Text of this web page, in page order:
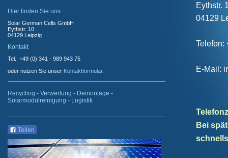
Eythstr.
04129
Telefon:
E-Mail:
Bei
Hier finden Sie uns
Solar German Cells GmbH
Eythstr. 10
04129 Leipzig
Kontakt
Tel. +49 (0) 341 - 989 943 75
oder nutzen Sie unser Kontaktformular.
Recycling - Verwertung - Demontage -
Solarmodulreinigung - Logistik
Teilen